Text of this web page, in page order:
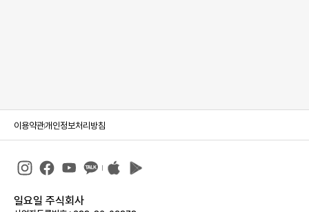
이용약관개인정보처리방침
일요일 주식회사